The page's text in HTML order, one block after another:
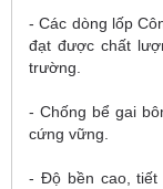
- Các dòng lốp
đạt được chất
trường.
- Chống bể gai
cứng vững.
- Độ bền cao, tiết